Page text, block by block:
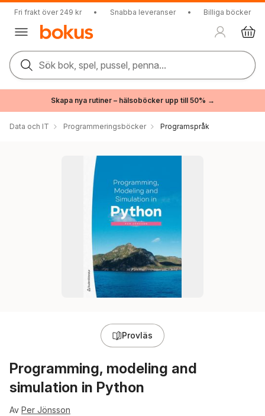
Fri frakt över 249 kr • Snabba leveranser • Billiga böcker
Sök bok, spel, pussel, penna...
Skapa nya rutiner – hälsoböcker upp till 50% →
Data och IT Programmeringsböcker Programspråk
Provläs
Programming, modeling and
simulation in Python
Av Per Jönsson